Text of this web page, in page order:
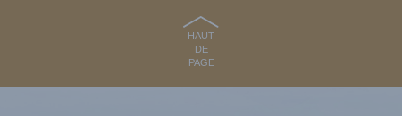
HAUT
DE
PAGE